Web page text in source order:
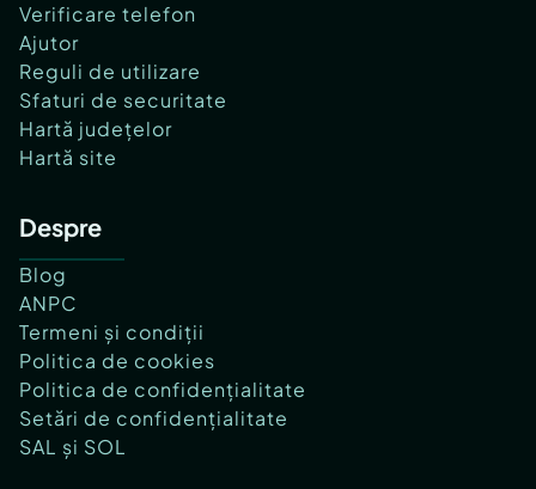
Verificare telefon
Ajutor
Reguli de utilizare
Sfaturi de securitate
Hartă județelor
Hartă site
Despre
Blog
ANPC
Termeni și condiții
Politica de cookies
Politica de confidențialitate
Setări de confidențialitate
SAL și SOL